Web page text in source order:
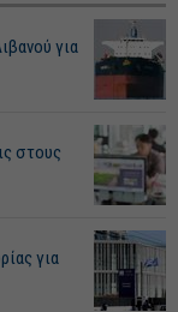
για
στους
για